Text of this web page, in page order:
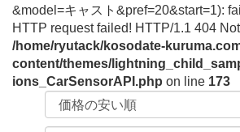
&model=キャスト&pref=20&start=1):
HTTP request failed! HTTP/1.1 404
/home/ryutack/kosodate-
content/themes/
ions_CarSensorAPI.php on line 173